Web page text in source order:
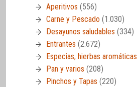
Aperitivos (556)
Carne y Pescado (1.030)
Desayunos saludables (334)
Entrantes (2.672)
Especias, hierbas aromáticas
Pan y varios (208)
Pinchos y Tapas (220)